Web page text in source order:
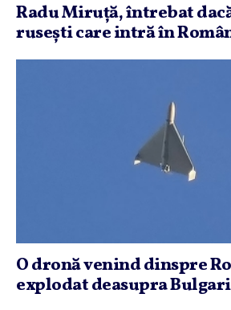
Radu Miruţă, întrebat
ruseşti care intră în
O dronă venind dinspre
explodat deasupra